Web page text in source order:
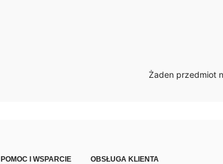
Żaden przedmiot
POMOC I WSPARCIE
OBSŁUGA KLIENTA